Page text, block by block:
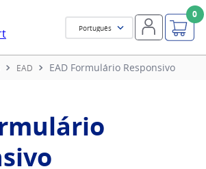
Português
0
EAD EAD Formulário Responsivo